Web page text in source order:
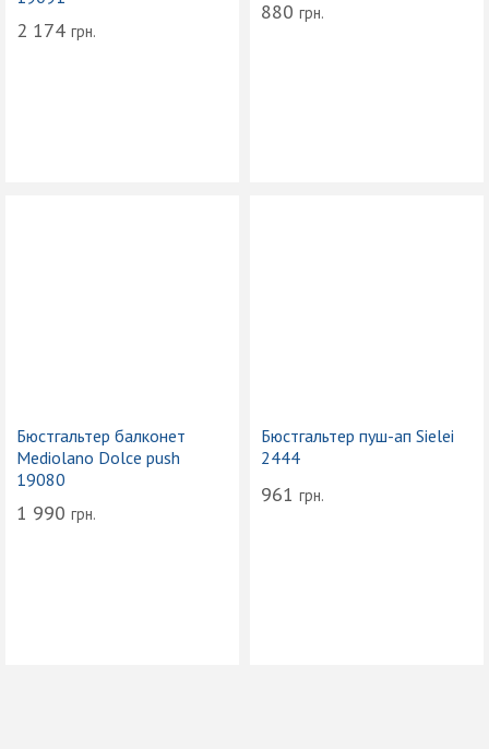
2 174 грн.
880 грн.
Бюстгальтер балконет
Mediolano Dolce push
19080
1 990 грн.
Бюстгальтер пуш-ап Sielei
2444
961 грн.